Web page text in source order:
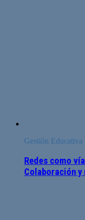
Gestión Educativa
Redes como
Colaboración